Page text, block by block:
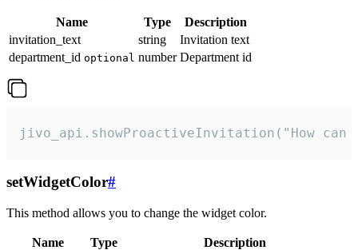
Name Type
Description
invitation_text
string
Invitation text
department_id optional number Department id
jivo_api.showProactiveInvitation("How
setWidgetColor#
This method allows you to change the widget color.
Name Type
Description